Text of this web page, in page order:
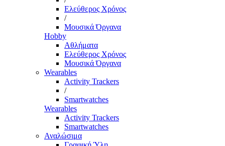
Ελεύθερος Χρόνος
/
Μουσικά Όργανα
Hobby
Αθλήματα
Ελεύθερος Χρόνος
Μουσικά Όργανα
Wearables
Activity Trackers
/
Smartwatches
Wearables
Activity Trackers
Smartwatches
Αναλώσιμα